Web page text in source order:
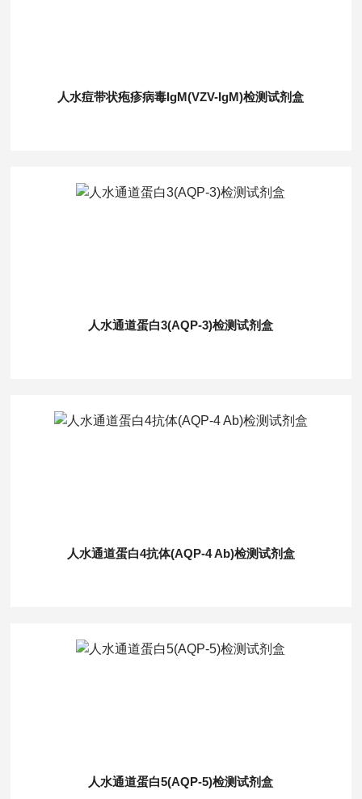
人水痘带状疱疹病毒IgM(VZV-IgM)检测试剂盒
人水通道蛋白3(AQP-3)检测试剂盒
人水通道蛋白4抗体(AQP-4 Ab)检测试剂盒
人水通道蛋白5(AQP-5)检测试剂盒